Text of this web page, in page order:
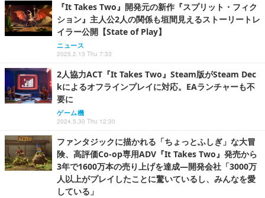
『It Takes Two』開発元の新作『スプリット・フィク
ション』主人公2人の関係も垣間見えるストーリートレ
イラー公開【State of Play】
ニュース
2025.2.13 Thu 7:33
2人協力ACT『It Takes Two』Steam版がSteam Dec
kによるオフラインプレイに対応。EAランチャーも不
要に
ゲーム機
2024.5.30 Thu 12:30
ファンタジックに描かれる「ちょっとふしぎ」な大冒
険、高評価Co-op専用ADV『It Takes Two』発売から
3年で1600万本の売り上げを達成―開発会社「3000万
人以上がプレイしたことに驚いているし、みんなを愛
している」